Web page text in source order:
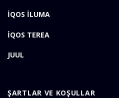
İQOS İLUMA
İQOS TEREA
JUUL
ŞARTLAR VE KOŞULLAR